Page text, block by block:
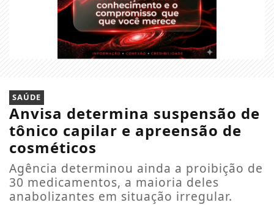
SAÚDE
Anvisa determina suspensão de
tônico capilar e apreensão de
cosméticos
Agência determinou ainda a proibição de
30 medicamentos, a maioria deles
anabolizantes em situação irregular.